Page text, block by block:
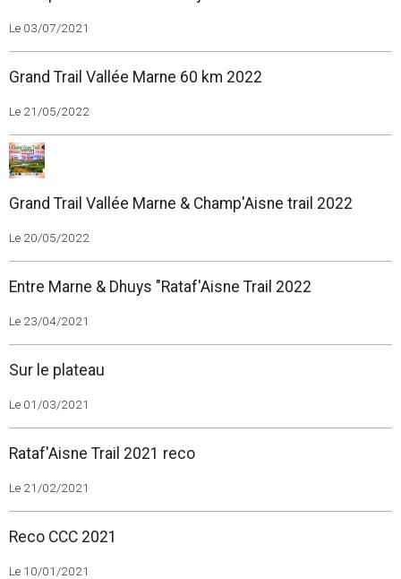
Le 03/07/2021
Grand Trail Vallée Marne 60 km 2022
Le 21/05/2022
Grand Trail Vallée Marne & Champ'Aisne trail 2022
Le 20/05/2022
Entre Marne & Dhuys "Rataf'Aisne Trail 2022
Le 23/04/2021
Sur le plateau
Le 01/03/2021
Rataf'Aisne Trail 2021 reco
Le 21/02/2021
Reco CCC 2021
Le 10/01/2021